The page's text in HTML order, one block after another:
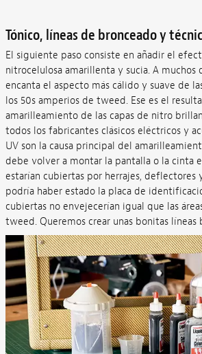
Tónico, líneas de bronceado y
El siguiente paso consiste en añadir el
nitrocelulosa amarillenta y sucia. A muchos
encanta el aspecto más cálido y suave de
los 50s amperios de tweed. Ese es el
amarilleamiento de las capas de nitro
todos los fabricantes clásicos eléctricos y
UV son la causa principal del
debe volver a montar la pantalla o la cinta
estarían cubiertas por herrajes, deflectores
podría haber estado la placa de
cubiertas no envejecerían igual que las
tweed. Queremos crear unas bonitas líneas